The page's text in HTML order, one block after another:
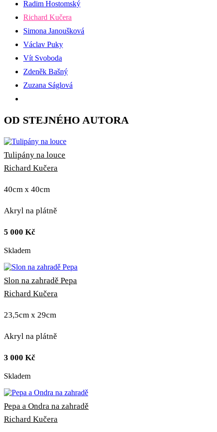
Radim Hostomský
Richard Kučera
Simona Janoušková
Václav Puky
Vít Svoboda
Zdeněk Bašný
Zuzana Ságlová
OD STEJNÉHO AUTORA
Tulipány na louce
Richard Kučera
40cm x 40cm
Akryl na plátně
5 000 Kč
Skladem
Slon na zahradě Pepa
Richard Kučera
23,5cm x 29cm
Akryl na plátně
3 000 Kč
Skladem
Pepa a Ondra na zahradě
Richard Kučera